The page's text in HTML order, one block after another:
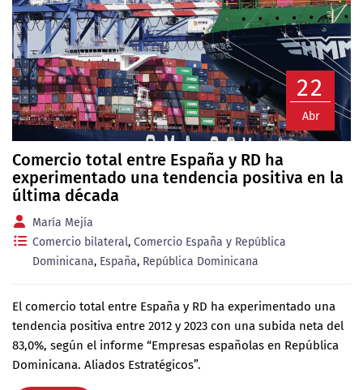
22
Abr
Comercio total entre España y RD ha
experimentado una tendencia positiva en la
última década
María Mejía
Comercio bilateral, Comercio España y República
Dominicana, España, República Dominicana
El comercio total entre España y RD ha experimentado una
tendencia positiva entre 2012 y 2023 con una subida neta del
83,0%, según el informe “Empresas españolas en República
Dominicana. Aliados Estratégicos”.